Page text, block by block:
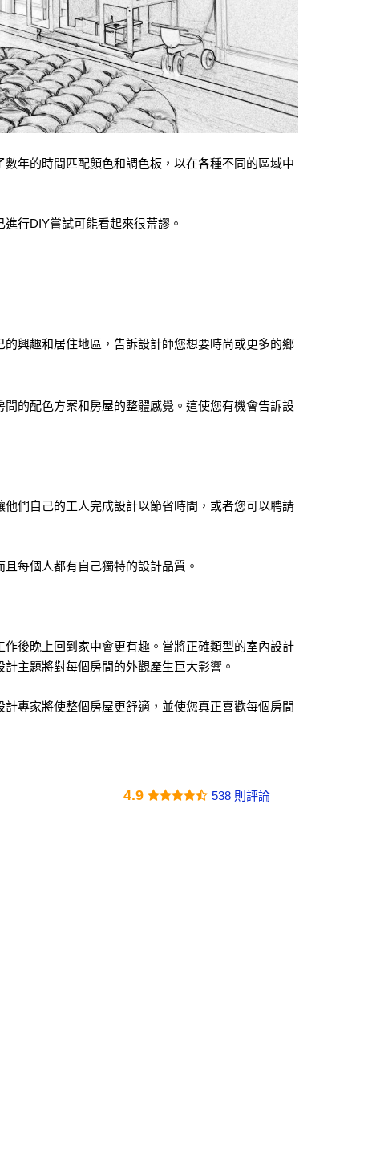
年的時間匹配顏色和調色板，以在各種不同的區域中
行DIY嘗試可能看起來很荒謬。
興趣和居住地區，告訴設計師您想要時尚或更多的鄉
的配色方案和房屋的整體感覺。這使您有機會告訴設
們自己的工人完成設計以節省時間，或者您可以聘請
每個人都有自己獨特的設計品質。
後晚上回到家中會更有趣。當將正確類型的室內設計
主題將對每個房間的外觀產生巨大影響。
專家將使整個房屋更舒適，並使您真正喜歡每個房間
4.9 538 則評論